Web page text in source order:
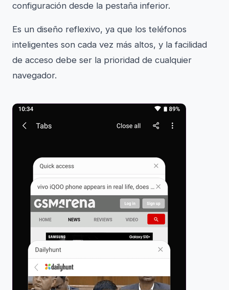
configuración desde la pestaña inferior.
Es un diseño reflexivo, ya que los teléfonos
inteligentes son cada vez más altos, y la facilidad
de acceso debe ser la prioridad de cualquier
navegador.